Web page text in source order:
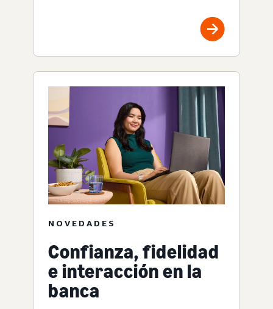
NOVEDADES
Confianza, fidelidad
e interacción en la
banca